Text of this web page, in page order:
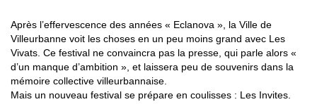
Après l’effervescence des années « Eclanova », la Ville de
Villeurbanne voit les choses en un peu moins grand avec Les
Vivats. Ce festival ne convaincra pas la presse, qui parle alors «
d’un manque d’ambition », et laissera peu de souvenirs dans la
mémoire collective villeurbannaise.
Mais un nouveau festival se prépare en coulisses : Les Invites.